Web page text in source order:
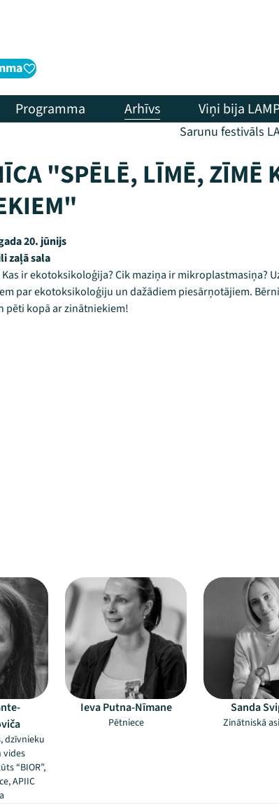
Programma Arhīvs Viņi bija
Sarunu festivāls
"SPĒLĒ, LĪMĒ, ZĪMĒ
20. jūnijs
zaļā sala
Kas ir ekotoksikoloģija? Cik maziņa ir mikroplastmasiņa?
par ekotoksikoloģiju un dažādiem piesārņotājiem.
pēti kopā ar zinātniekiem!
dzīvnieku
vides
“BIOR”,
APIIC
Ieva Putna-Nīmane
Pētniece
Sanda
Zinātniskā